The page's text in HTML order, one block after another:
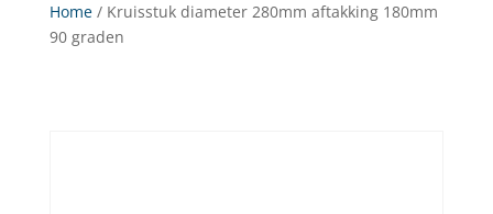
Home/ Kruisstuk diameter 280mm aftakking 180mm
90 graden